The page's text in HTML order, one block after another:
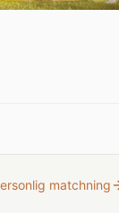
matchning